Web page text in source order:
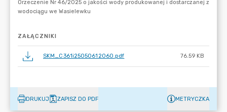
ZAŁĄCZNIKI
SKM_C361i25050612060.pdf 76.59 KB
DRUKUJ ZAPISZ DO PDF METRYCZKA